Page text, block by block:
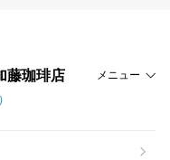
藤珈琲店 メニュー